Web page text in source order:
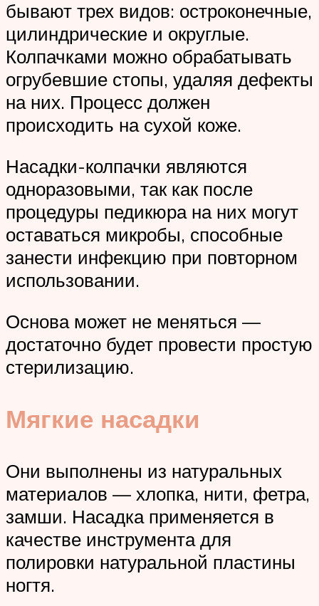
бывают трех видов: остроконечные,
цилиндрические и округлые.
Колпачками можно обрабатывать
огрубевшие стопы, удаляя дефекты
на них. Процесс должен
происходить на сухой коже.
Насадки-колпачки являются
одноразовыми, так как после
процедуры педикюра на них могут
оставаться микробы, способные
занести инфекцию при повторном
использовании.
Основа может не меняться —
достаточно будет провести простую
стерилизацию.
Мягкие насадки
Они выполнены из натуральных
материалов — хлопка, нити, фетра,
замши. Насадка применяется в
качестве инструмента для
полировки натуральной пластины
ногтя.